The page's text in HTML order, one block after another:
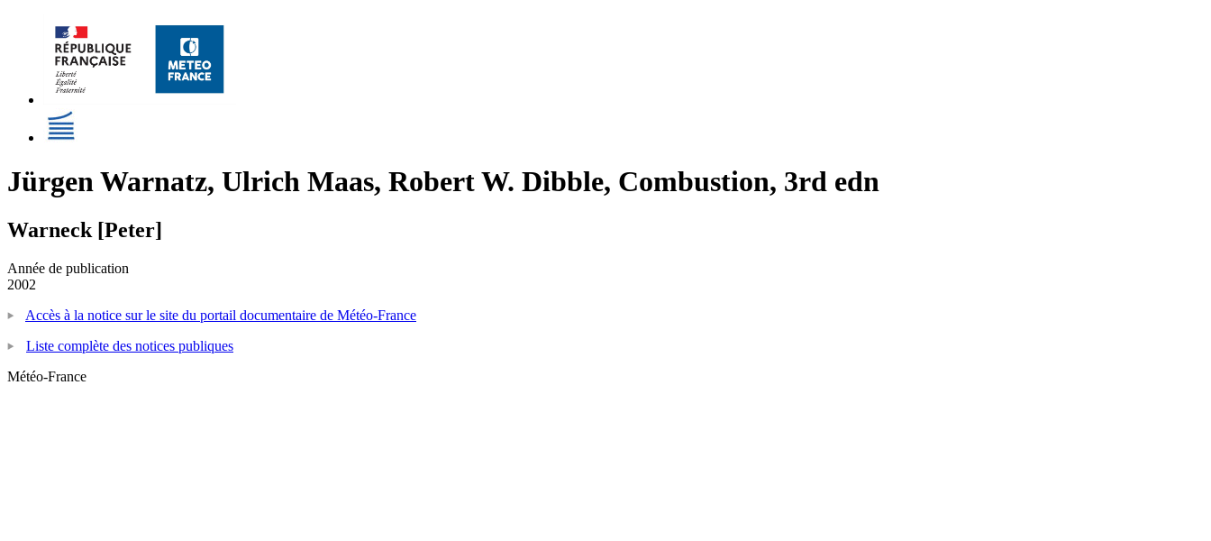
Jürgen Warnatz, Ulrich Maas, Robert W. Dibble, Combustion, 3rd edn
Warneck [Peter]
Année de publication
2002
Accès à la notice sur le site du portail documentaire de Météo-France
Liste complète des notices publiques
Météo-France